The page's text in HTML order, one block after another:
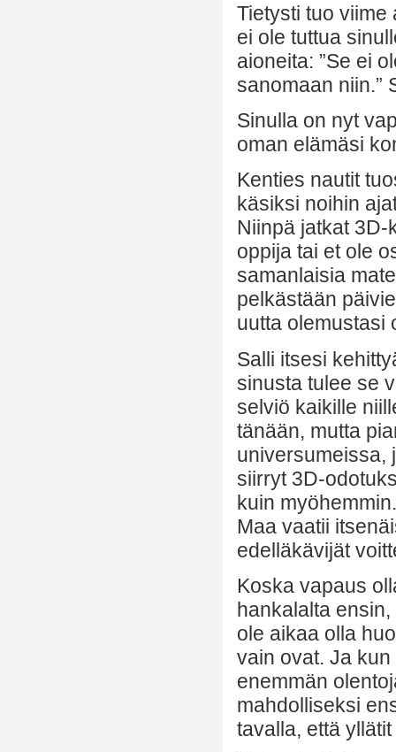
Tietysti tuo
ei ole tuttua
aioneita: ”Se ei
sanomaan niin.”
Sinulla on nyt
oman elämäsi
Kenties nautit
käsiksi noihin
Niinpä jatkat
oppija tai et ole
samanlaisia
pelkästään
uutta olemustasi
Salli itsesi
sinusta tulee se
selviö kaikille
tänään, mutta
universumeissa,
siirryt 3D-
kuin
Maa vaatii
edelläkävijät
Koska vapaus
hankalalta
ole aikaa olla
vain ovat. Ja
enemmän
mahdolliseksi
tavalla, että